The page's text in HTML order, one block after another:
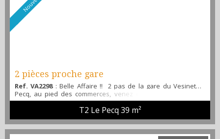
2 pièces proche gare
Ref. VA2298: Belle Affaire !! 2 pas de la gare du Vesinet-le
Pecq, au pied des commerces, venez découvrir ce 2 pièces
rénové (double vitrage, isolation intérieur, électricité refaite,
entièrement repeint pour la vente), offrant, une entrée
séparée, un séjour lumineux, une cuisine aménagée et
équipée, une belle chambre, une salle de bain avec coin pour
la machine à laver, un WC, une cave d...
T2 Le Pecq 39 m²